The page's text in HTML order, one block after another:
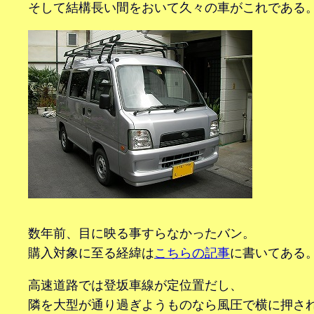
そして結構長い間をおいて久々の車がこれである。
数年前、目に映る事すらなかったバン。
購入対象に至る経緯はこちらの記事に書いてある。
高速道路では登坂車線が定位置だし、
隣を大型が通り過ぎようものなら風圧で横に押さ